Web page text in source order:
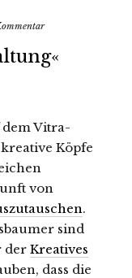
Vitra-
Köpfe
von
.
sind
der Kreatives
dass die